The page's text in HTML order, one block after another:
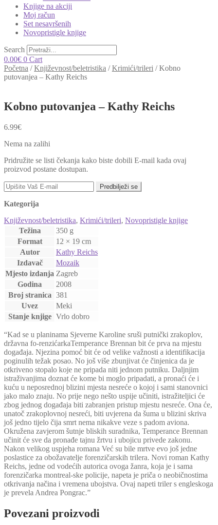
Knjige na akciji
Moj račun
Set nesavršenih
Novopristigle knjige
Search
0.00€ 0 Cart
Početna /Književnost/beletristika /Krimići/trileri /Kobno
putovanjea – Kathy Reichs
Kobno putovanjea – Kathy Reichs
6.99€
Nema na zalihi
Pridružite se listi čekanja kako biste dobili E-mail kada ovaj
proizvod postane dostupan.
Predbilježi se
Kategorija
Književnost/beletristika, Krimići/trileri, Novopristigle knjige
Težina
350 g
Format
12 × 19 cm
Autor
Kathy Reichs
Izdavač
Mozaik
Mjesto izdanja Zagreb
Godina
2008
Broj stranica 381
Uvez
Meki
Stanje knjige Vrlo dobro
“Kad se u planinama Sjeverne Karoline sruši putnički zrakoplov,
državna fo-renzićarkaTemperance Brennan bit će prva na mjestu
događaja. Njezina pomoć bit će od velike važnosti a identifikacija
poginulih težak posao. No još više zbunjivat će činjenica da je
otkriveno stopalo koje ne pripada niti jednom putniku. Daljnjim
istraživanjima doznat će kome bi moglo pripadati, a pronaći će i
kuću u neposrednoj blizini mjesta nesreće o kojoj i sami stanovnici
jako malo znaju. No prije nego nešto uspije učiniti, istražiteljici će
zbog jednog događaja biti zabranjen pristup mjestu nesreće. Ona će,
unatoč zrakoplovnoj nesreći, biti uvjerena da šuma u blizini skriva
još jedno tijelo čija smrt nema nikakve veze s padom aviona.
Okružena zavjerom šutnje bliskih suradnika, Temperance Brennan
učinit će sve da pronađe tajnu žrtvu i ubojicu privede zakonu.
Nakon velikog uspjeha romana Već su bile mrtve evo još jedne
poslastice za obožavatelje forenzičarskih trilera. Novi roman Kathy
Reichs, jedne od vodećih autorica ovoga žanra, koja je i sama
forenzičarka montreal-ske policije, napeta je priča o neobičnostima
otkrivanja načina i vremena ubojstva. Ovaj napeti triler s engleskoga
je prevela Andrea Pongrac.”
Povezani proizvodi